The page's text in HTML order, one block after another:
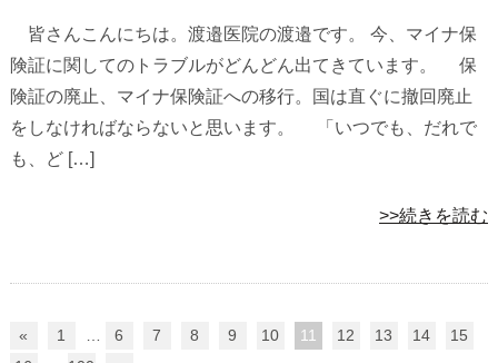
皆さんこんにちは。渡邉医院の渡邉です。 今、マイナ保
険証に関してのトラブルがどんどん出てきています。 保
険証の廃止、マイナ保険証への移行。国は直ぐに撤回廃止
をしなければならないと思います。 「いつでも、だれで
も、ど […]
>>続きを読む
« 1 6 7 8 9 10 11 12 13 14
15